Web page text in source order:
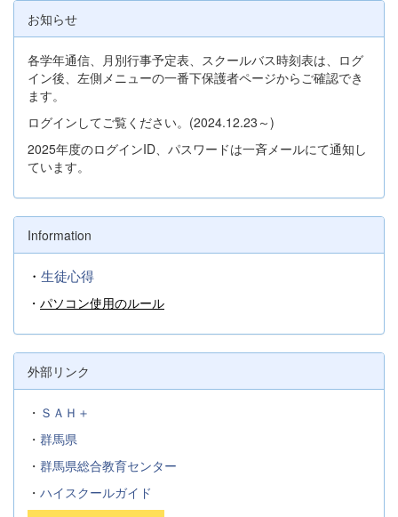
お知らせ
各学年通信、月別行事予定表、スクールバス時刻表は、ログ
イン後、左側メニューの一番下保護者ページからご確認でき
ます。
ログインしてご覧ください。(2024.12.23～)
2025年度のログインID、パスワードは一斉メールにて通知し
ています。
Information
・ 生徒心得
・ パソコン使用のルール
外部リンク
・ ＳＡＨ＋
・ 群馬県
・ 群馬県総合教育センター
・ ハイスクールガイド